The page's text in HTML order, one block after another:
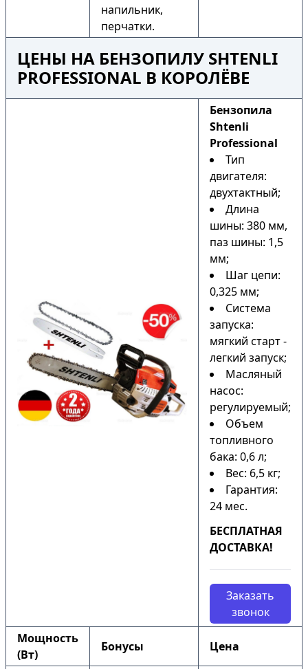
напильник,
перчатки.
ЦЕНЫ НА БЕНЗОПИЛУ SHTENLI
PROFESSIONAL В КОРОЛЁВЕ
Бензопила
Shtenli
Professional
Тип
двигателя:
двухтактный;
Длина
шины: 380 мм,
паз шины: 1,5
мм;
Шаг цепи:
0,325 мм;
Система
запуска:
мягкий старт -
легкий запуск;
Масляный
насос:
регулируемый;
Объем
топливного
бака: 0,6 л;
Вес: 6,5 кг;
Гарантия:
24 мес.
БЕСПЛАТНАЯ
ДОСТАВКА!
Заказать
звонок
Мощность
(Вт)
Бонусы Цена